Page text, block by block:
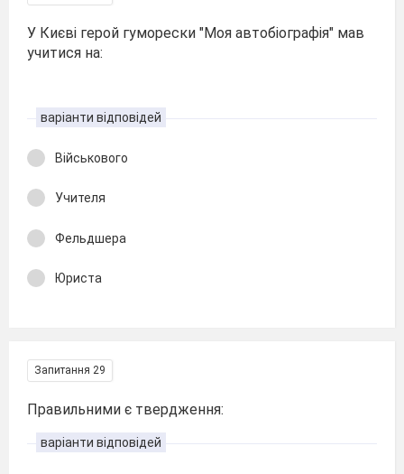
У Києві герой гуморески "Моя автобіографія" мав
учитися на:
варіанти відповідей
Військового
Учителя
Фельдшера
Юриста
Запитання 29
Правильними є твердження:
варіанти відповідей